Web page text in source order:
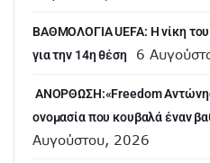
ΒΑΘΜΟΛΟΓΙΑ UEFA: Η νίκη
για την 14η θέση
6
ANOΡΘΩΣΗ:«Freedom
ονομασία που κουβαλά έναν
Αυγούστου, 2026